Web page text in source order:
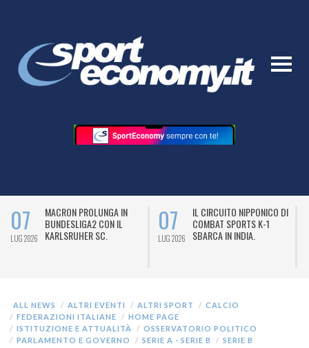
MACRON PROLUNGA IN
BUNDESLIGA2 CON IL
KARLSRUHER SC.
IL CIRCUITO NIPPONICO DI
COMBAT SPORTS K-1
SBARCA IN INDIA.
07
ALL NEWS ALTRI EVENTI ALTRI SPORT
CALCIO
FEDERAZIONI ITALIANE
HOME PAGE
ISTITUZIONE E ATTUALITÀ
OSSERVATORIO POLITICO
PARLAMENTO E GOVERNO
SERIE A - SERIE B SERIE B